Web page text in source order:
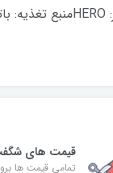
قیمت های
تمامی قیمت ها